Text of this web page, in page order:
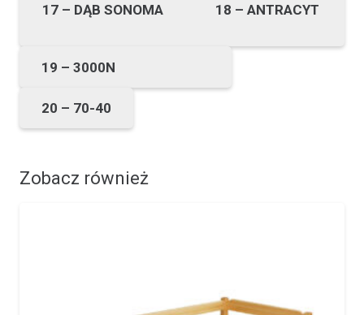
17 – DĄB SONOMA 18 – ANTRACYT
19 – 3000N
20 – 70-40
Zobacz również